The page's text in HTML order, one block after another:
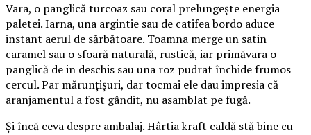
Vara, o panglică turcoaz sau coral prelungește energia
paletei. Iarna, una argintie sau de catifea bordo aduce
instant aerul de sărbătoare. Toamna merge un satin
caramel sau o sfoară naturală, rustică, iar primăvara o
panglică de in deschis sau una roz pudrat închide frumos
cercul. Par mărunțișuri, dar tocmai ele dau impresia că
aranjamentul a fost gândit, nu asamblat pe fugă.
Și încă ceva despre ambalaj. Hârtia kraft caldă stă bine cu